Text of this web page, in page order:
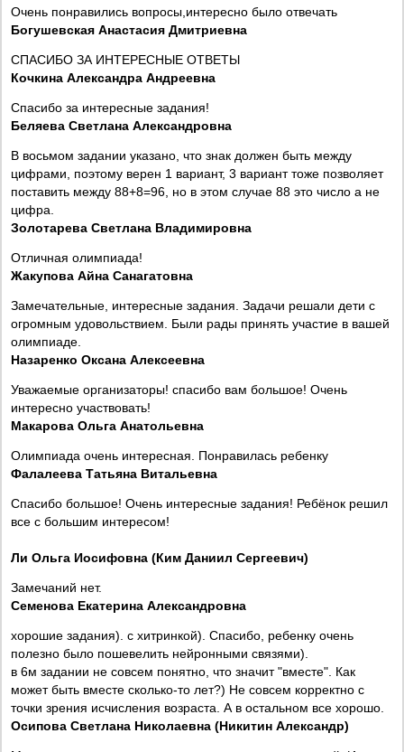
Очень понравились вопросы,интересно было отвечать
Богушевская Анастасия Дмитриевна
СПАСИБО ЗА ИНТЕРЕСНЫЕ ОТВЕТЫ
Кочкина Александра Андреевна
Спасибо за интересные задания!
Беляева Светлана Александровна
В восьмом задании указано, что знак должен быть между
цифрами, поэтому верен 1 вариант, 3 вариант тоже позволяет
поставить между 88+8=96, но в этом случае 88 это число а не
цифра.
Золотарева Светлана Владимировна
Отличная олимпиада!
Жакупова Айна Санагатовна
Замечательные, интересные задания. Задачи решали дети с
огромным удовольствием. Были рады принять участие в вашей
олимпиаде.
Назаренко Оксана Алексеевна
Уважаемые организаторы! спасибо вам большое! Очень
интересно участвовать!
Макарова Ольга Анатольевна
Олимпиада очень интересная. Понравилась ребенку
Фалалеева Татьяна Витальевна
Спасибо большое! Очень интересные задания! Ребёнок решил
все с большим интересом!
Ли Ольга Иосифовна (Ким Даниил Сергеевич)
Замечаний нет.
Семенова Екатерина Александровна
хорошие задания). с хитринкой). Спасибо, ребенку очень
полезно было пошевелить нейронными связями).
в 6м задании не совсем понятно, что значит "вместе". Как
может быть вместе сколько-то лет?) Не совсем корректно с
точки зрения исчисления возраста. А в остальном все хорошо.
Осипова Светлана Николаевна (Никитин Александр)